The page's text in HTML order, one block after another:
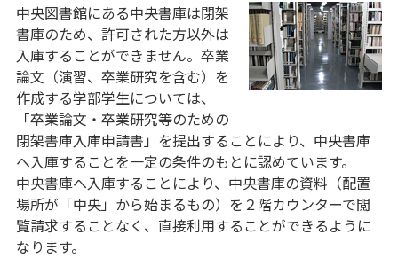
中央図書館にある中央書庫は閉架
書庫のため、許可された方以外は
入庫することができません。卒業
論文（演習、卒業研究を含む）を
作成する学部学生については、
「卒業論文・卒業研究等のための
閉架書庫入庫申請書」を提出することにより、中央書庫
へ入庫することを一定の条件のもとに認めています。
中央書庫へ入庫することにより、中央書庫の資料（配置
場所が「中央」から始まるもの）を２階カウンターで閲
覧請求することなく、直接利用することができるように
なります。